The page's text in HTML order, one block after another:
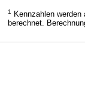
1
Kennzahlen
berechnet.